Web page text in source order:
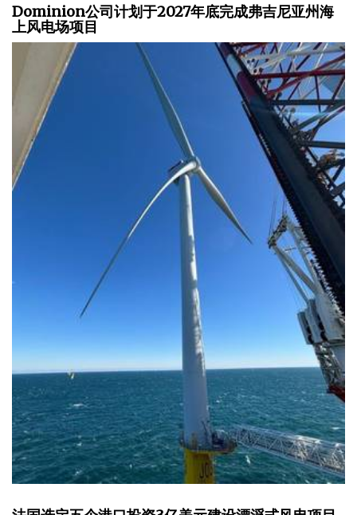
Dominion公司计划于2027年底完成弗吉尼亚州海
上风电场项目